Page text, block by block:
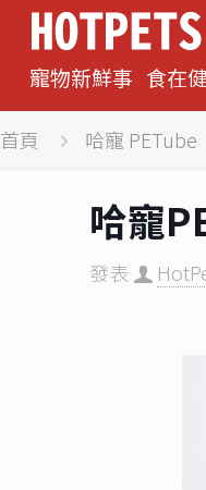
寵物新鮮事 食在
首頁 哈寵 PETube
哈寵
發表